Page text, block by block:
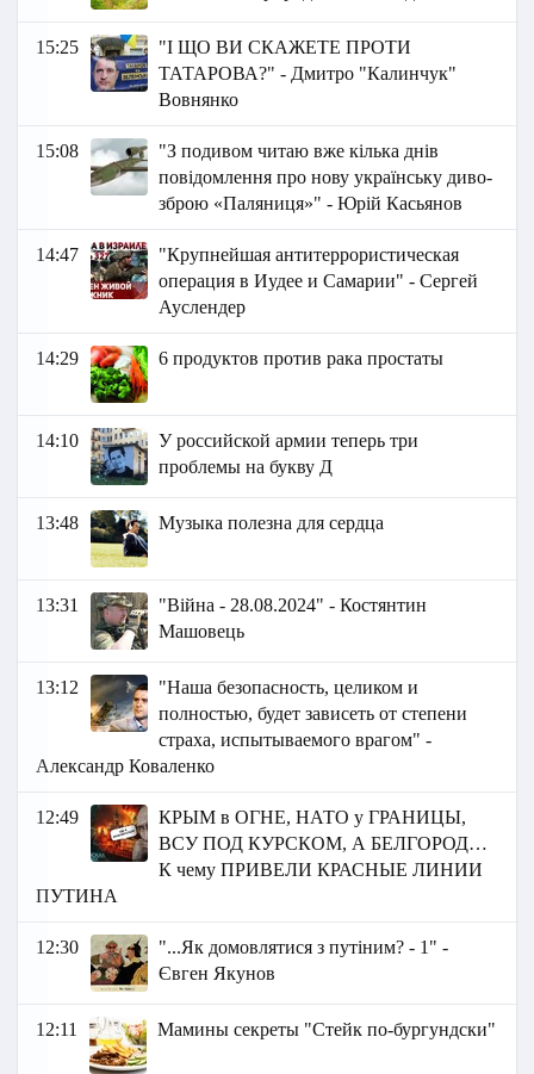
15:25
"І ЩО ВИ СКАЖЕТЕ ПРОТИ
ТАТАРОВА?" - Дмитро "Калинчук"
Вовнянко
15:08
"З подивом читаю вже кілька днів
повідомлення про нову українську диво-
зброю «Паляниця»" - Юрій Касьянов
14:47
"Крупнейшая антитeppopиcтическая
операция в Иудее и Самарии" - Сергей
Ауслендер
14:29 6 продуктов против рака простаты
14:10
У российской армии теперь три
проблемы на букву Д
13:48 Музыка полезна для сердца
13:31
"Війна - 28.08.2024" - Костянтин
Машовець
13:12
"Наша безопасность, целиком и
полностью, будет зависеть от степени
страха, испытываемого врагом" -
Александр Коваленко
12:49
КРЫМ в ОГНЕ, НАТО у ГРАНИЦЫ,
ВСУ ПОД КУРСКОМ, А БЕЛГОРОД…
К чему ПРИВЕЛИ КРАСНЫЕ ЛИНИИ
ПУТИНА
12:30
"...Як домовлятися з путіним? - 1" -
Євген Якунов
12:11 Мамины секреты "Стейк по-бургундски"